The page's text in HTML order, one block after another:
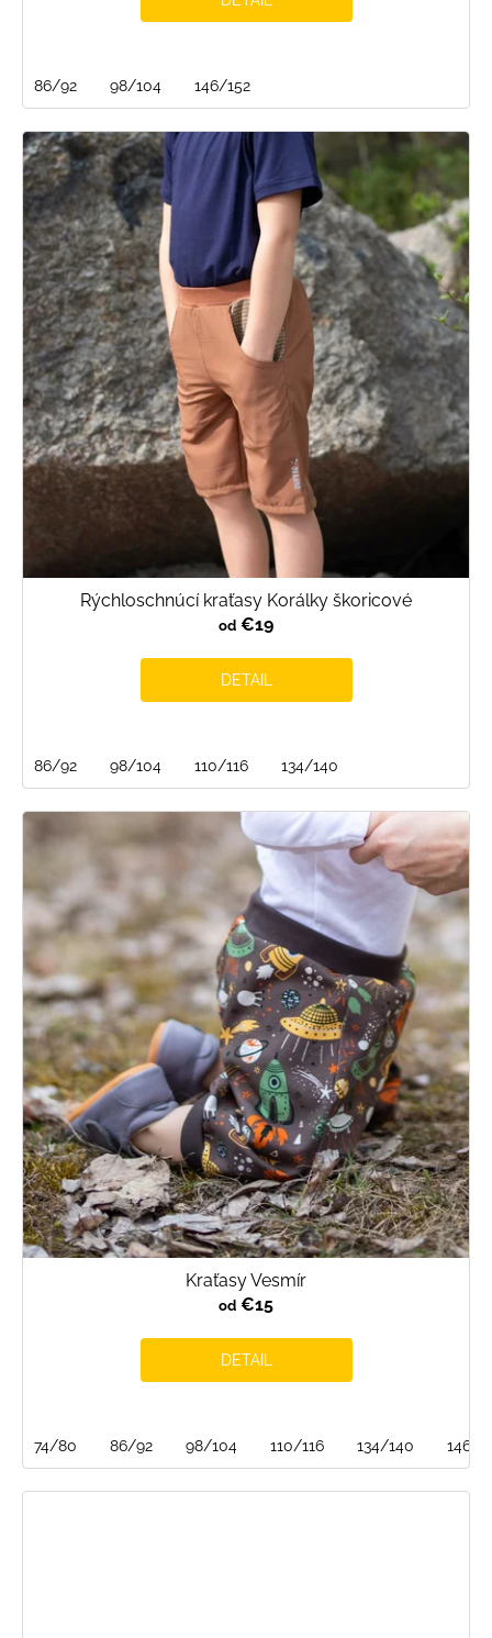
86/92 98/104 146/152
Rýchloschnúcí kraťasy Korálky škoricové
od €19
DETAIL
86/92 98/104 110/116 134/140
Kraťasy Vesmír
od €15
DETAIL
74/80 86/92 98/104 110/116 134/140 146/